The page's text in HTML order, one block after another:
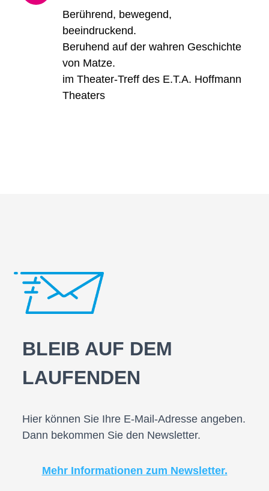
Berührend, bewegend,
beeindruckend.
Beruhend auf der wahren Geschichte
von Matze.
im Theater-Treff des E.T.A. Hoffmann
Theaters
BLEIB AUF DEM
LAUFENDEN
Hier können Sie Ihre E-Mail-Adresse angeben.
Dann bekommen Sie den Newsletter.
Mehr Informationen zum Newsletter.